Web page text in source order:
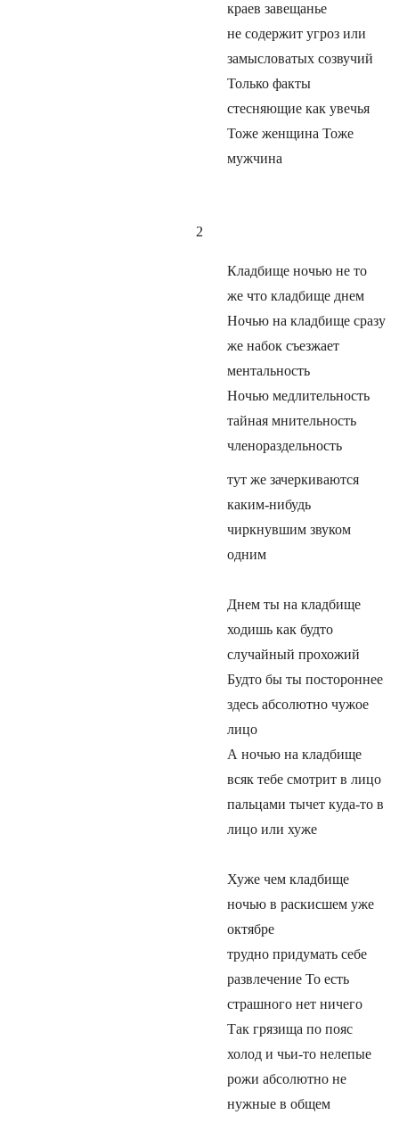
краев завещанье
не содержит угроз или
замысловатых созвучий
Только факты
стесняющие как увечья
Тоже женщина Тоже
мужчина
2
Кладбище ночью не то
же что кладбище днем
Ночью на кладбище сразу
же набок съезжает
ментальность
Ночью медлительность
тайная мнительность
членораздельность
тут же зачеркиваются
каким-нибудь
чиркнувшим звуком
одним
Днем ты на кладбище
ходишь как будто
случайный прохожий
Будто бы ты постороннее
здесь абсолютно чужое
лицо
А ночью на кладбище
всяк тебе смотрит в лицо
пальцами тычет куда-то в
лицо или хуже
Хуже чем кладбище
ночью в раскисшем уже
октябре
трудно придумать себе
развлечение То есть
страшного нет ничего
Так грязища по пояс
холод и чьи-то нелепые
рожи абсолютно не
нужные в общем